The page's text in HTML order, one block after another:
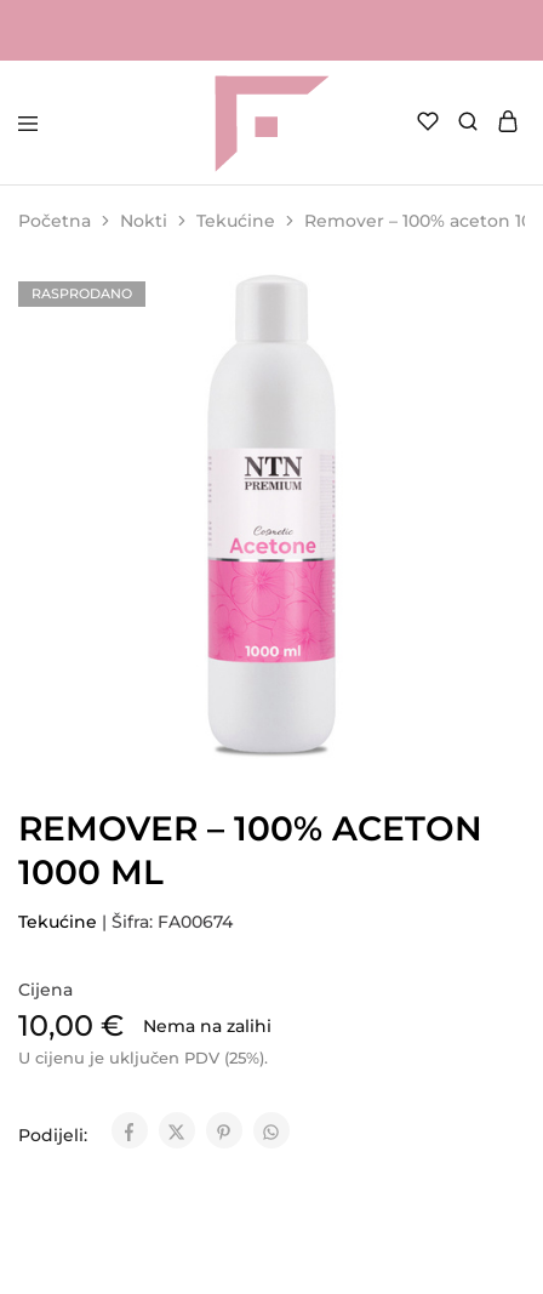
FAME
Profesionalna
za
kozmetičke
Početna Nokti Tekućine Remover – 100% aceton
RASPRODANO
REMOVER – 100% ACETON
1000 ML
Tekućine | Šifra: FA00674
Cijena
10,00 € Nema na zalihi
U cijenu je uključen PDV (25%).
Podijeli: